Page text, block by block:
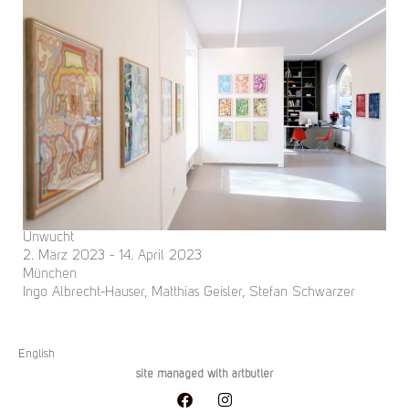
Unwucht
2. März 2023 - 14. April 2023
München
Ingo Albrecht-Hauser, Matthias Geisler, Stefan Schwarzer
English
site managed with artbutler